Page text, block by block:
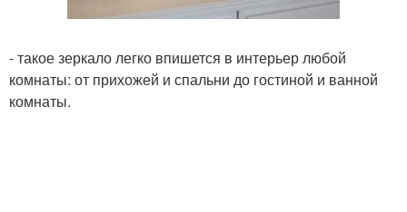
- такое зеркало легко впишется в интерьер любой
комнаты: от прихожей и спальни до гостиной и ванной
комнаты.